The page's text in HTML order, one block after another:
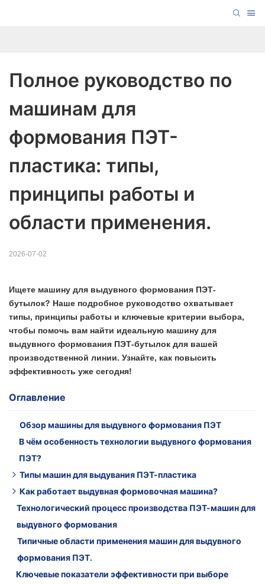
Полное руководство по
машинам для
формования ПЭТ-
пластика: типы,
принципы работы и
области применения.
2026-07-02
Ищете машину для выдувного формования ПЭТ-
бутылок? Наше подробное руководство охватывает
типы, принципы работы и ключевые критерии выбора,
чтобы помочь вам найти идеальную машину для
выдувного формования ПЭТ-бутылок для вашей
производственной линии. Узнайте, как повысить
эффективность уже сегодня!
Оглавление
Обзор машины для выдувного формования ПЭТ
В чём особенность технологии выдувного формования
ПЭТ?
Типы машин для выдувания ПЭТ-пластика
1. Линейная машина для выдувного формования ПЭТ
2. Полностью автоматическая машина для выдувного
формования ПЭТ-пластика.
3. Полуавтоматическая машина для выдувного
формования ПЭТ-пластика
Как работает выдувная формовочная машина?
Этап 1: Плавление и экструзия/литье пластмассы
Шаг 2: Формирование заготовки или заготовки.
Шаг 3: Зажим пресс-формы и накачивание воздухом.
Шаг 4: Охлаждение и выброс
Технологический процесс производства ПЭТ-машин для
выдувного формования
Типичные области применения машин для выдувного
формования ПЭТ.
Ключевые показатели эффективности при выборе